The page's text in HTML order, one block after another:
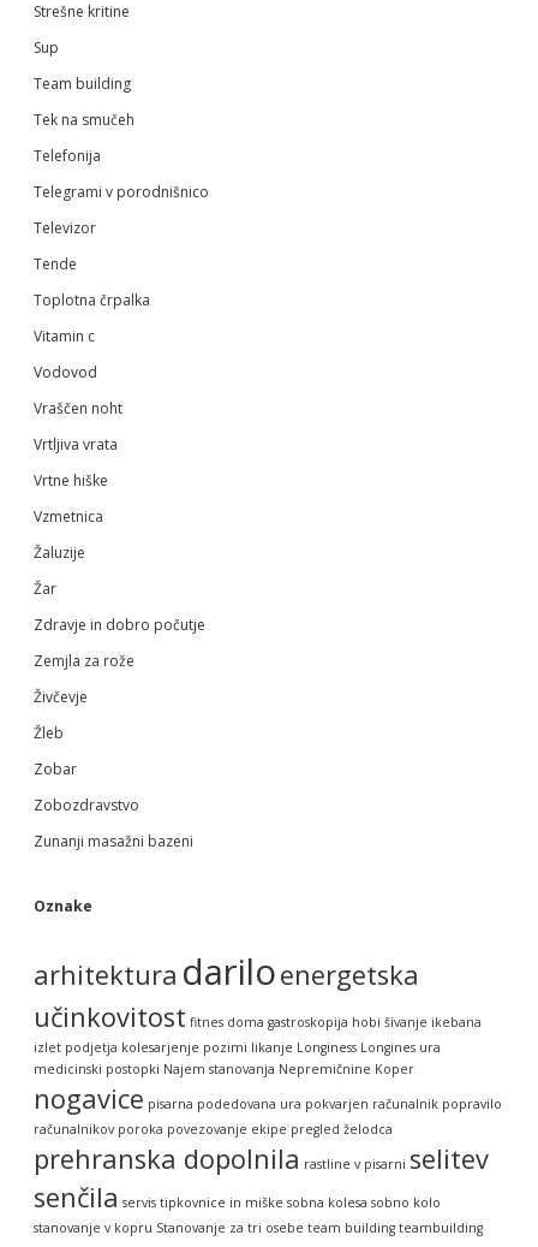
Strešne kritine
Sup
Team building
Tek na smučeh
Telefonija
Telegrami v porodnišnico
Televizor
Tende
Toplotna črpalka
Vitamin c
Vodovod
Vraščen noht
Vrtljiva vrata
Vrtne hiške
Vzmetnica
Žaluzije
Žar
Zdravje in dobro počutje
Zemjla za rože
Živčevje
Žleb
Zobar
Zobozdravstvo
Zunanji masažni bazeni
Oznake
arhitektura dariloenergetska
učinkovitost fitnes doma gastroskopija hobi šivanje ikebana
izlet podjetja kolesarjenje pozimi likanje Longiness Longines ura
medicinski postopki Najem stanovanja Nepremičnine Koper
nogavice pisarna podedovana ura pokvarjen računalnik popravilo
računalnikov poroka povezovanje ekipe pregled želodca
prehranska dopolnila rastline v pisarni selitev
senčila servis tipkovnice in miške sobna kolesa sobno kolo
stanovanje v kopru Stanovanje za tri osebe team building teambuilding